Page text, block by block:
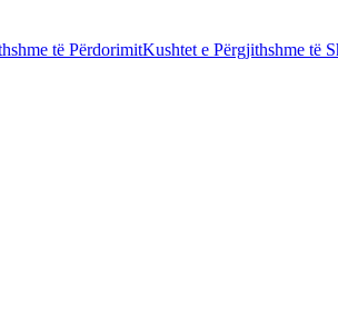
të PërdorimitKushtet e Përgjithshme të